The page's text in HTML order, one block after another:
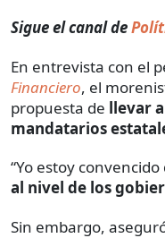
Sigue el canal de
En entrevista con el
Financiero, el
propuesta de llevar
mandatarios
“Yo estoy convencido
al nivel de los
Sin embargo,